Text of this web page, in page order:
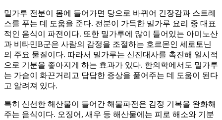
밀가루 전분이 몸에 들어가면 당으로 바뀌어 긴장감과 스트레
스를 푸는 데 도움을 준다. 전분이 가득한 밀가루 요리 중 대표
적인 음식이 파전이다. 또한 밀가루에 많이 들어있는 아미노산
과 비타민B군은 사람의 감정을 조절하는 호르몬인 세로토닌
의 주요 물질이다. 따라서 밀가루는 신진대사를 촉진해 일시적
으로 기분을 좋아지게 하는 효과가 있다. 한의학에서도 밀가루
는 가슴이 화끈거리고 답답한 증상을 풀어주는 데 도움이 된다
고 알려져 있다.
특히 신선한 해산물이 들어간 해물파전은 감정 기복을 완화해
주는 음식이다. 오징어, 새우 등 해산물에는 피로 해소와 기분